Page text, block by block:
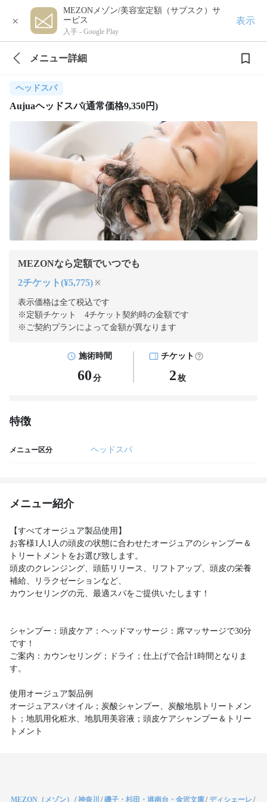
×
MEZONメゾン/美容室定額（サブスク）サ
ービス
入手 - Google Play
表示
メニュー詳細
ヘッドスパ
Aujuaヘッドスパ(通常価格9,350円)
MEZONなら定額でいつでも
2チケット(¥5,775) ※
表示価格は全て税込です
※定額チケット 4チケット契約時の金額です
※ご契約プランによって金額が異なります
施術時間
60 分
チケット
2 枚
特徴
メニュー区分 ヘッドスパ
メニュー紹介
【すべてオージュア製品使用】
お客様1人1人の頭皮の状態に合わせたオージュアのシャンプー＆
トリートメントをお選び致します。
頭皮のクレンジング、頭筋リリース、リフトアップ、頭皮の栄養
補給、リラクゼーションなど、
カウンセリングの元、最適スパをご提供いたします！
シャンプー：頭皮ケア：ヘッドマッサージ：席マッサージで30分
です！
ご案内：カウンセリング；ドライ；仕上げで合計1時間となりま
す。
使用オージュア製品例
オージュアスパオイル；炭酸シャンプー、炭酸地肌トリートメン
ト；地肌用化粧水、地肌用美容液；頭皮ケアシャンプー＆トリー
MEZON（メゾン） /神奈川 /磯子・杉田・港南台・金沢文庫/ディシェーレ /